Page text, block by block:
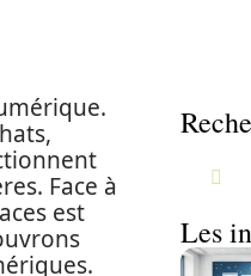
Face à
est
Les